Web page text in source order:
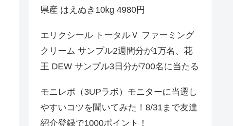
県産 はえぬき10kg 4980円
エリクシール トータルＶ ファーミング
クリーム サンプル2週間分が1万名、花
王 DEW サンプル3日分が700名に当たる
モニレポ（3UPラボ）モニターに当選し
やすいコツを聞いてみた！8/31まで友達
紹介登録で1000ポイント！